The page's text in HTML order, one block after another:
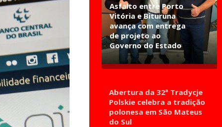
Asfalto entre Porto
Vitória e Bituruna
avança com entrega
de projeto ao
Governo do Estado
Abertura da 32ª Tradycje
Polskie celebra a tradição
polonesa em São Mateus
do Sul